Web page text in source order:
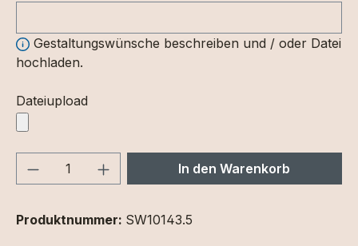
Gestaltungswünsche beschreiben und / oder Datei
hochladen.
Dateiupload
Produkt Anzahl: Gib denIn den Warenkorb
Produktnummer: SW10143.5